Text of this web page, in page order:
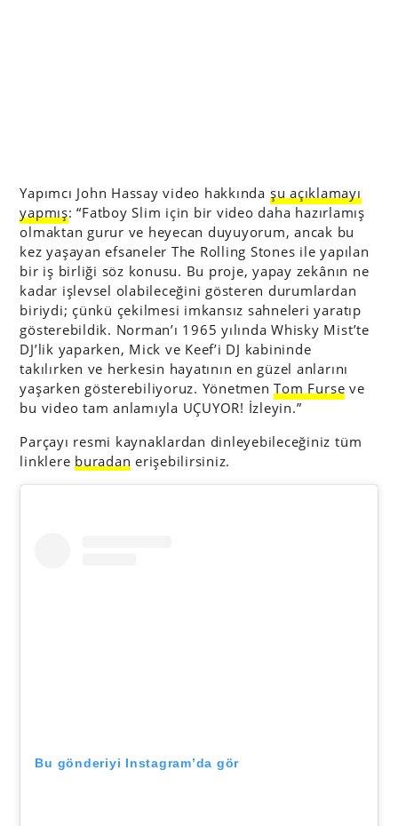
Yapımcı John Hassay video hakkında şu açıklamayı
yapmış:“Fatboy Slim için bir video daha hazırlamış
olmaktan gurur ve heyecan duyuyorum, ancak bu
kez yaşayan efsaneler The Rolling Stones ile yapılan
bir iş birliği söz konusu. Bu proje, yapay zekânın ne
kadar işlevsel olabileceğini gösteren durumlardan
biriydi; çünkü çekilmesi imkansız sahneleri yaratıp
gösterebildik. Norman’ı 1965 yılında Whisky Mist’te
DJ’lik yaparken, Mick ve Keef’i DJ kabininde
takılırken ve herkesin hayatının en güzel anlarını
yaşarken gösterebiliyoruz. YönetmenTom Furse ve
bu video tam anlamıyla UÇUYOR! İzleyin.”
Parçayı resmi kaynaklardan dinleyebileceğiniz tüm
linklere buradan erişebilirsiniz.
Bu gönderiyi Instagram’da gör